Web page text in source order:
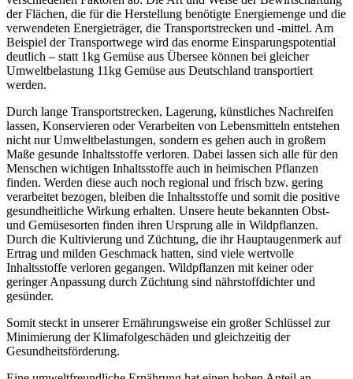
der Flächen, die für die Herstellung benötigte Energiemenge und die
verwendeten Energieträger, die Transportstrecken und -mittel. Am
Beispiel der Transportwege wird das enorme Einsparungspotential
deutlich – statt 1kg Gemüse aus Übersee können bei gleicher
Umweltbelastung 11kg Gemüse aus Deutschland transportiert
werden.
Durch lange Transportstrecken, Lagerung, künstliches Nachreifen
lassen, Konservieren oder Verarbeiten von Lebensmitteln entstehen
nicht nur Umweltbelastungen, sondern es gehen auch in großem
Maße gesunde Inhaltsstoffe verloren. Dabei lassen sich alle für den
Menschen wichtigen Inhaltsstoffe auch in heimischen Pflanzen
finden. Werden diese auch noch regional und frisch bzw. gering
verarbeitet bezogen, bleiben die Inhaltsstoffe und somit die positive
gesundheitliche Wirkung erhalten. Unsere heute bekannten Obst-
und Gemüsesorten finden ihren Ursprung alle in Wildpflanzen.
Durch die Kultivierung und Züchtung, die ihr Hauptaugenmerk auf
Ertrag und milden Geschmack hatten, sind viele wertvolle
Inhaltsstoffe verloren gegangen. Wildpflanzen mit keiner oder
geringer Anpassung durch Züchtung sind nährstoffdichter und
gesünder.
Somit steckt in unserer Ernährungsweise ein großer Schlüssel zur
Minimierung der Klimafolgeschäden und gleichzeitig der
Gesundheitsförderung.